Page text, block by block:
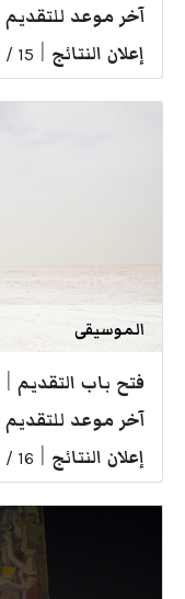
آخر موعد للتقديم
إعلان النتائج 15 / 12 / 2026
الموسيقى
فتح باب التقديم
آخر موعد للتقديم
إعلان النتائج 16 / 11 / 2026